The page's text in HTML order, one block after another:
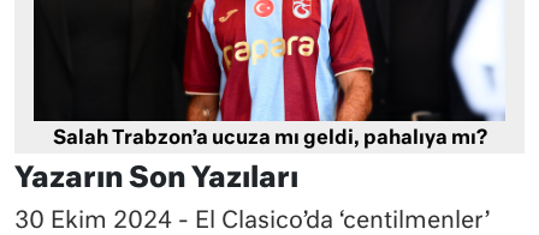
Salah Trabzon’a ucuza mı geldi, pahalıya mı?
Yazarın Son Yazıları
30 Ekim 2024 - El Clasico’da ‘centilmenler’